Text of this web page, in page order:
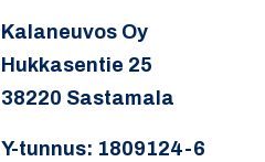
Kalaneuvos Oy
Hukkasentie 25
38220 Sastamala
Y-tunnus: 1809124-6